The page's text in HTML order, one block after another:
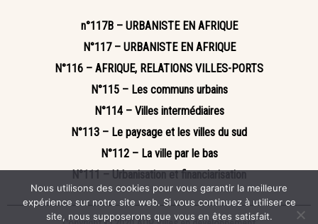
n°117B – URBANISTE EN AFRIQUE
N°117 – URBANISTE EN AFRIQUE
N°116 – AFRIQUE, RELATIONS VILLES-PORTS
N°115 – Les communs urbains
N°114 – Villes intermédiaires
N°113 – Le paysage et les villes du sud
N°112 – La ville par le bas
N°111 – Urbanisation et financiarisation
Nous utilisons des cookies pour vous garantir la meilleure
expérience sur notre site web. Si vous continuez à utiliser ce
site, nous supposerons que vous en êtes satisfait.